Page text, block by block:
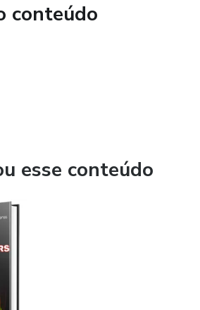
conteúdo
esse conteúdo